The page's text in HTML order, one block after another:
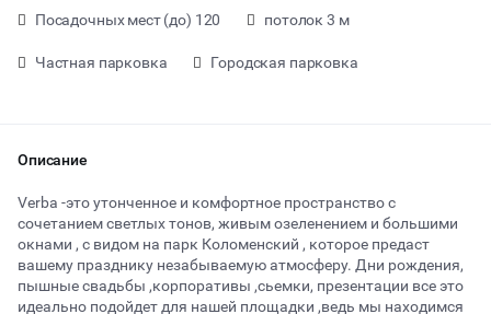
Посадочных мест (до) 120 потолок 3 м
Частная парковка Городская парковка
Описание
Verba -это утонченное и комфортное пространство с
сочетанием светлых тонов, живым озеленением и большими
окнами , с видом на парк Коломенский , которое предаст
вашему празднику незабываемую атмосферу. Дни рождения,
пышные свадьбы ,корпоративы ,сьемки, презентации все это
идеально подойдет для нашей площадки ,ведь мы находимся
от 10000 ₽ за час
Тип мероприятия